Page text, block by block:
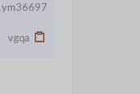
有资源均收
vgqa